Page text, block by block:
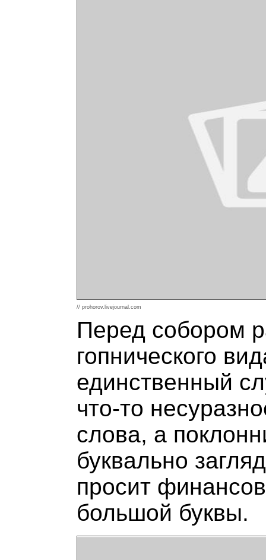
// prohorov.livejournal.com
Перед собором
гопнического
единственный
что-то
слова, а
буквально
просит
большой буквы.